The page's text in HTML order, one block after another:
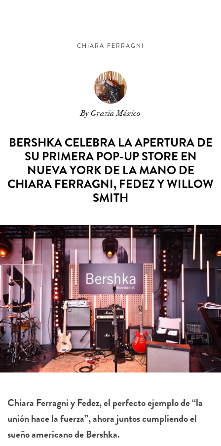
CHIARA FERRAGNI
By Grazia México
BERSHKA CELEBRA LA APERTURA DE
SU PRIMERA POP-UP STORE EN
NUEVA YORK DE LA MANO DE
CHIARA FERRAGNI, FEDEZ Y WILLOW
SMITH
Chiara Ferragni y Fedez, el perfecto ejemplo de “la
unión hace la fuerza”, ahora juntos cumpliendo el
sueño americano de Bershka.